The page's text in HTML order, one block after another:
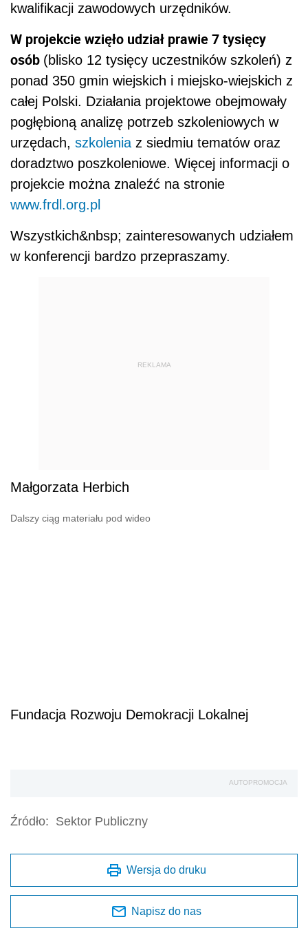
kwalifikacji zawodowych urzędników.
W projekcie wzięło udział prawie 7 tysięcy
osób (blisko 12 tysięcy uczestników szkoleń) z
ponad 350 gmin wiejskich i miejsko-wiejskich z
całej Polski. Działania projektowe obejmowały
pogłębioną analizę potrzeb szkoleniowych w
urzędach, szkolenia z siedmiu tematów oraz
doradztwo poszkoleniowe. Więcej informacji o
projekcie można znaleźć na stronie
www.frdl.org.pl
Wszystkich&nbsp; zainteresowanych udziałem
w konferencji bardzo przepraszamy.
REKLAMA
Małgorzata Herbich
Dalszy ciąg materiału pod wideo
Fundacja Rozwoju Demokracji Lokalnej
AUTOPROMOCJA
Źródło: Sektor Publiczny
Wersja do druku
Napisz do nas